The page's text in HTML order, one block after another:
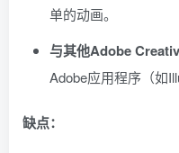
单的动画。
与其他Adobe
Adobe应用程序（如
缺点：